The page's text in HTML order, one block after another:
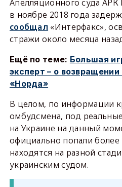
Апелляционного суда АРК
в ноябре 2018 года
сообщал «Интерфакс»,
стражи около месяца
Ещё по теме: Большая
эксперт – о
«Норда»
В целом, по информации
омбудсмена, под
на Украине на данный
официально попали
находятся на разной
украинским судом.